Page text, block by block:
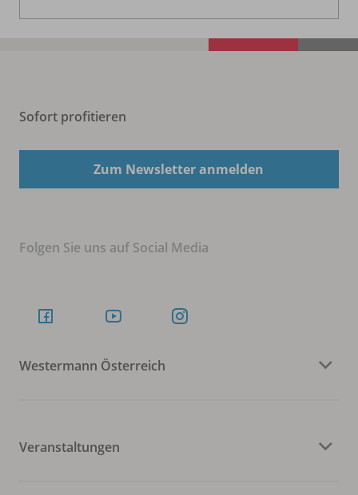
Sofort profitieren
Zum Newsletter anmelden
Folgen Sie uns auf Social Media
Westermann Österreich
Veranstaltungen